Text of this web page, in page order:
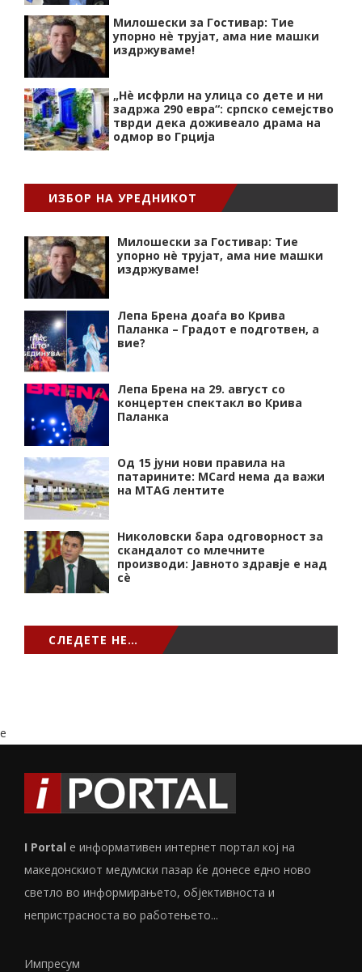
Милошески за Гостивар: Тие
упорно нѐ трујат, ама ние машки
издржуваме!
„Нѐ исфрли на улица со дете и ни
задржа 290 евра“: српско семејство
тврди дека доживеало драма на
одмор во Грција
ИЗБОР НА УРЕДНИКОТ
Милошески за Гостивар: Тие
упорно нѐ трујат, ама ние машки
издржуваме!
Лепа Брена доаѓа во Крива
Паланка – Градот е подготвен, а
вие?
Лепа Брена на 29. август со
концертен спектакл во Крива
Паланка
Од 15 јуни нови правила на
патарините: MCard нема да важи
на MTAG лентите
Николовски бара одговорност за
скандалот со млечните
производи: Јавното здравје е над
сѐ
СЛЕДЕТЕ НЕ…
e
I Portal е информативен интернет портал кој на
македонскиот медумски пазар ќе донесе едно ново
светло во информирањето, објективноста и
непристрасноста во работењето...
Импресум